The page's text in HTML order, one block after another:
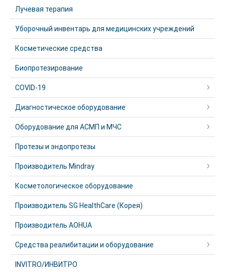
Лучевая терапия
Уборочный инвентарь для медицинских учреждений
Косметические средства
Биопротезирование
COVID-19
Диагностическое оборудование
Оборудование для АСМП и МЧС
Протезы и эндопротезы
Производитель Mindray
Косметологическое оборудование
Производитель SG HealthCare (Корея)
Производитель AOHUA
Средства реалибитации и оборудование
INVITRO/ИНВИТРО